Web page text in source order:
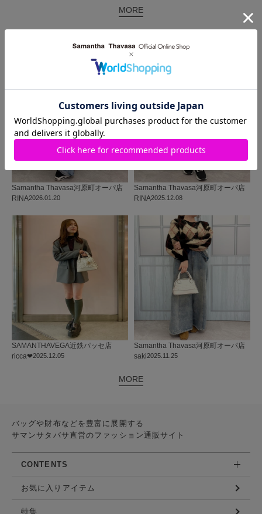
MORE
同じ商品を使った コーディネート
2026.01.20
Samantha Thavasa河原町オーパ店
RINA
2025.12.08
Samantha Thavasa河原町オーパ店
RINA
2025.12.05
SAMANTHAVEGA近鉄パッセ店
ricca❤︎
2025.11.25
Samantha Thavasa河原町オーパ店
saki
MORE
バッグや財布などを豊富に展開する
サマンサタバサ直営のファッション通販サイト
CONTENTS
お気に入りアイテム
特集